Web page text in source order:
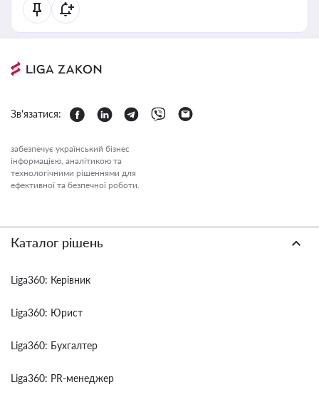
Зв'язатися:
забезпечує український бізнес
інформацією, аналітикою та
технологічними рішеннями для
ефективної та безпечної роботи.
Каталог рішень
Liga360: Керівник
Liga360: Юрист
Liga360: Бухгалтер
Liga360: PR-менеджер